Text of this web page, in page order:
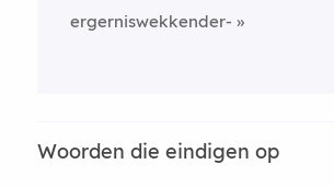
ergerniswekkender-
Woorden die eindigen op